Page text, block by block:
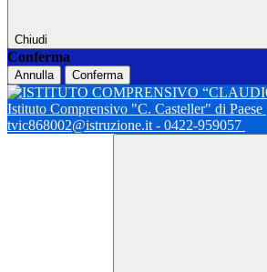
Chiudi
Conferma
Annulla Conferma
Istituto Comprensivo "C. Casteller" di Paese
tvic868002@istruzione.it - 0422-959057